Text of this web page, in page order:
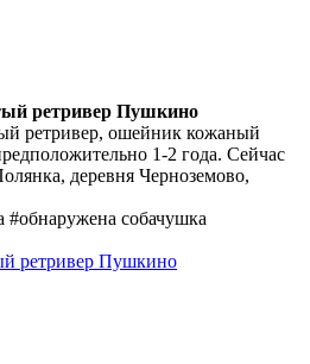
ретривер Пушкино
ретривер, ошейник кожаный
1-2 года. Сейчас
деревня Черноземово,
собачушка
ретривер Пушкино